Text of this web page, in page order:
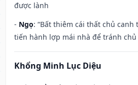
được lành
- Ngọ: “Bất thiêm cái thất chủ canh
tiến hành lợp mái nhà để tránh
Khổng Minh Lục Diệu